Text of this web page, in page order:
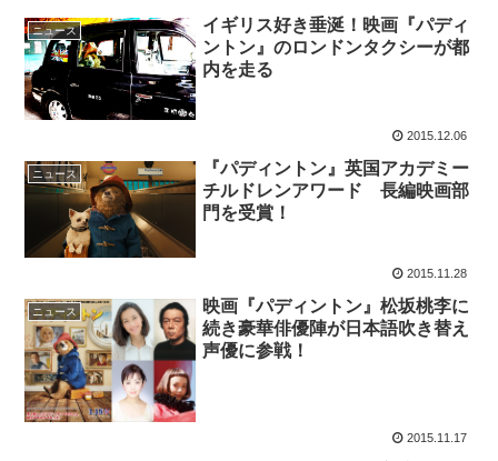
ニュース
イギリス好き垂涎！映画『パディ
ントン』のロンドンタクシーが都
内を走る
2015.12.06
ニュース
『パディントン』英国アカデミー
チルドレンアワード 長編映画部
門を受賞！
2015.11.28
ニュース
映画『パディントン』松坂桃李に
続き豪華俳優陣が日本語吹き替え
声優に参戦！
2015.11.17